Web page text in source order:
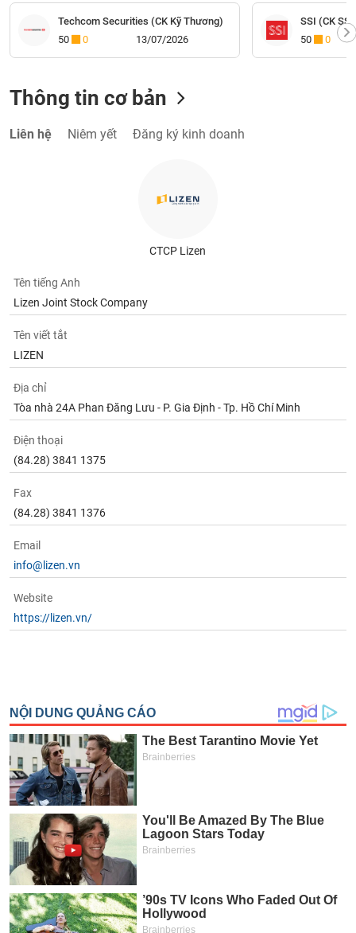
Techcom Securities (CK Kỹ Thương)
50
0 13/07/2026
SSI (CK
50
0
Thông tin cơ bản
Liên hệ Niêm yết Đăng ký kinh doanh
CTCP Lizen
Tên tiếng Anh
Lizen Joint Stock Company
Tên viết tắt
LIZEN
Địa chỉ
Tòa nhà 24A Phan Đăng Lưu - P. Gia Định - Tp. Hồ Chí Minh
Điện thoại
(84.28) 3841 1375
Fax
(84.28) 3841 1376
Email
info@lizen.vn
Website
https://lizen.vn/